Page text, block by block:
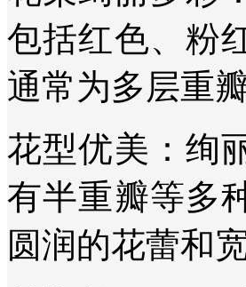
包括红色、粉
通常为多层重
花型优美：绚
有半重瓣等多
圆润的花蕾和